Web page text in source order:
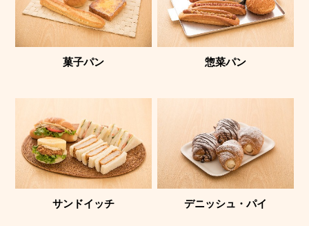
菓子パン 惣菜パン
サンドイッチ デニッシュ・パイ